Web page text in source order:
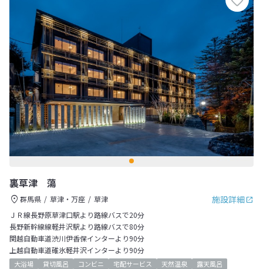
裏草津 蕩
施設詳細
群馬県 草津・万座
草津
ＪＲ線長野原草津口駅より路線バスで20分
長野新幹線線軽井沢駅より路線バスで80分
関越自動車道渋川伊香保インターより90分
上越自動車道碓氷軽井沢インターより90分
大浴場 貸切風呂 コンビニ 宅配サービス 天然温泉
露天風呂